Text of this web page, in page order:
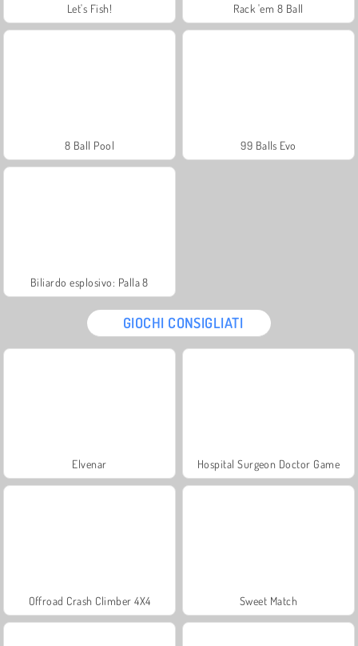
Let's Fish! Rack 'em 8 Ball
8 Ball Pool 99 Balls Evo
Biliardo esplosivo: Palla 8
GIOCHI CONSIGLIATI
Elvenar Hospital Surgeon Doctor Game
Offroad Crash Climber 4X4 Sweet Match